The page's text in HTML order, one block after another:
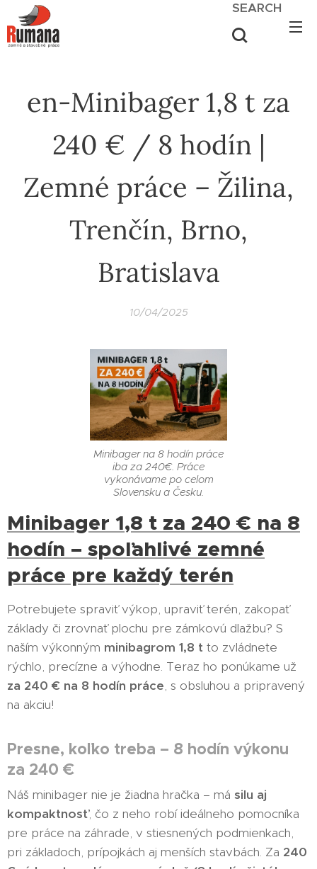
SEARCH
en-Minibager 1,8 t za
240 € / 8 hodín |
Zemné práce – Žilina,
Trenčín, Brno,
Bratislava
10/04/2025
Minibager na 8 hodín práce
iba za 240€. Práce
vykonávame po celom
Slovensku a Česku.
Minibager 1,8 t za 240 € na 8
hodín – spoľahlivé zemné
práce pre každý terén
Potrebujete spraviť výkop, upraviť terén, zakopať
základy či zrovnať plochu pre zámkovú dlažbu? S
naším výkonným minibagrom 1,8 t to zvládnete
rýchlo, precízne a výhodne. Teraz ho ponúkame už
za 240 € na 8 hodín práce, s obsluhou a pripravený
na akciu!
Presne, koľko treba – 8 hodín výkonu
za 240 €
Náš minibager nie je žiadna hračka – má silu aj
kompaktnosť, čo z neho robí ideálneho pomocníka
pre práce na záhrade, v stiesnených podmienkach,
pri základoch, prípojkách aj menších stavbách. Za 240